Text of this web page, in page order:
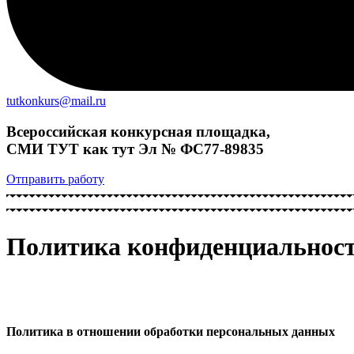
tutkonkurs@mail.ru
Всероссийская конкурсная площадка,
СМИ ТУТ как тут Эл № ФС77-89835
Отправить работу
Политика
Политика в отношении обработки персональных данных